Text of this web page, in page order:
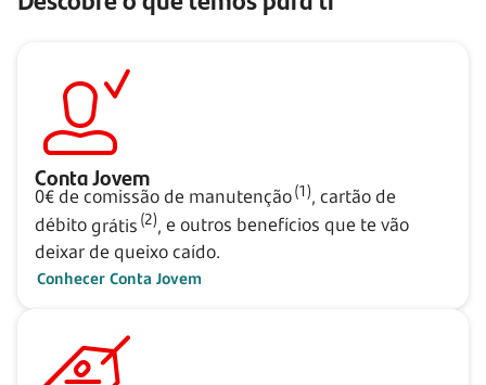
Conta Jovem
0€ de comissão de manutenção(1), cartão de
débito grátis (2), e outros benefícios que te vão
deixar de queixo caído.
Conhecer Conta Jovem